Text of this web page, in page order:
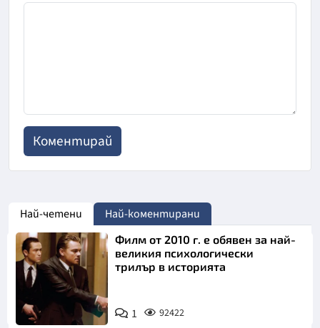
Най-четени Най-коментирани
Филм от 2010 г. е обявен за най-
великия психологически
трилър в историята
1 92422